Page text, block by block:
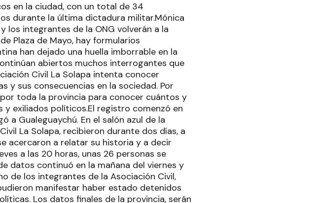
en la ciudad, con un total de 34
durante la última dictadura militar.Mónica
los integrantes de la ONG volverán a la
Plaza de Mayo, hay formularios
han dejado una huella imborrable en la
abiertos muchos interrogantes que
Civil La Solapa intenta conocer
y sus consecuencias en la sociedad. Por
toda la provincia para conocer cuántos y
y exiliados políticos.El registro comenzó en
a Gualeguaychú. En el salón azul de la
La Solapa, recibieron durante dos días, a
acercaron a relatar su historia y a decir
a las 20 horas, unas 26 personas se
datos continuó en la mañana del viernes y
de los integrantes de la Asociación Civil,
manifestar haber estado detenidos
Los datos finales de la provincia, serán